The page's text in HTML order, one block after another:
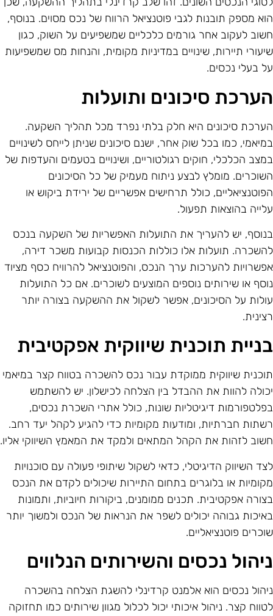
מספק תובנות לגבי פוטנציאל הרווח של נכס מסוים. בנוסף,
לעקוב אחר גורמים כלכליים שמשפיעים על השוק, כגון
תיירות, שינויים במדיניות מקומית, והנחות מס שמשפיעות
בעלי נכסים.
סיכונים ותועלות
סיכונים היא חלק בלתי נפרד מכל תהליך השקעה.
כמו בכל שוק אחר, ישנם סיכונים שניתן לייחס לשינויים
הכלכלי, חוקים רגולטוריים, ושינויים בטעמים והעדפות של
מומלץ לבצע ניתוח מעמיק של כל הסיכונים
כולל תרחישים אפשריים של ירידת ביקוש או
בהוצאות תפעול.
יש להעריך את התועלות האפשריות של השקעה בנכס
תועלות אלו כוללות הכנסות קבועות משכר דירה,
להערכות ערך הנכס, והפוטנציאל להרוויח כסף מציוד
או שירותים נוספים המוצעים לשוכרים. אם כל התועלות
על הסיכונים, אפשר לשקול את ההשקעה בצורה יותר
תוכנית שיווקית אפקטיבית
שיווקית ממוקדת עבור נכס להשכרה בטווח קצר במיאמי
להוות את ההבדל בין הצלחה לכישלון. יש להשתמש
דיגיטליות שונות, כולל אתרי השכרת נכסים,
חברתיות, ומודעות מקומיות כדי להגיע לקהל יעד רחב.
לזהות את הקהל המתאים ולמקד את המאמץ השיווקי אליו.
השיווק הדיגיטלי, כדאי לשקול שיתופי פעולה עם סוכנויות
או בלוגרים בתחום התיירות שיכולים לקדם את הנכס
אפקטיבית. תכנים ממומנים, ביקורות חיוביות, ותמונות
גבוהה יכולים לשפר את הנראות של הנכס ולמשוך יותר
פוטנציאליים.
נכסים והשירותים הנלווים
נכסים הוא אלמנט קרדינלי להשגת הצלחה בהשכרה
קצר. ניהול איכותי יכול לכלול מגוון שירותים כמו תחזוקה